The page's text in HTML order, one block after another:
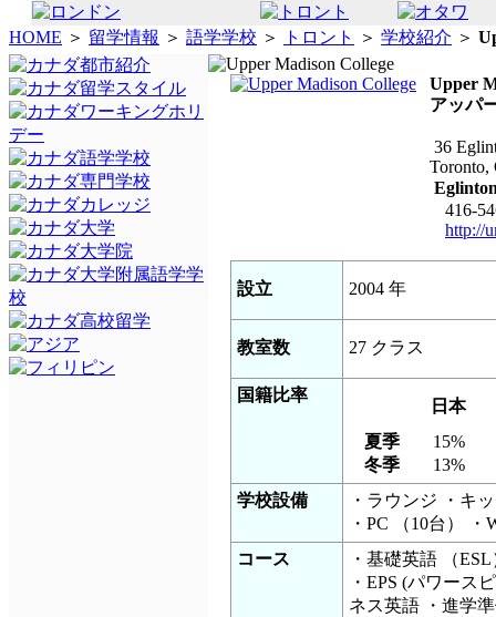
HOME ＞ 留学情報 ＞ 語学学校 ＞ トロント ＞ 学校紹介 ＞
Upper
アッパ
36
Toronto,
416-
http://
設立 2004 年
教室数 27 クラス
国籍比率
日本
夏季
15%
冬季
13%
学校設備
・ラウンジ ・キ
・PC （10台） ・
コース
・基礎英語 （
・EPS (パワース
ネス英語 ・進学